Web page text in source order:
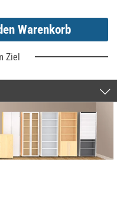
Ziel